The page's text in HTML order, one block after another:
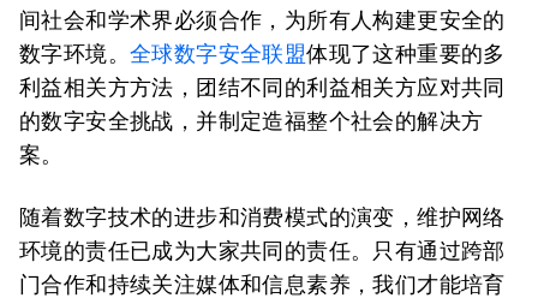
间社会和学术界必须合作，为所有人构建更安全的
数字环境。 全球数字安全联盟体现了这种重要的多
利益相关方方法，团结不同的利益相关方应对共同
的数字安全挑战，并制定造福整个社会的解决方
案。
随着数字技术的进步和消费模式的演变，维护网络
环境的责任已成为大家共同的责任。只有通过跨部
门合作和持续关注媒体和信息素养，我们才能培育